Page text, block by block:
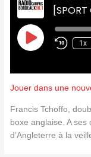
Play
Episode
1x
Jouer dans une
Francis Tchoffo,
boxe anglaise. A
d’Angleterre à la